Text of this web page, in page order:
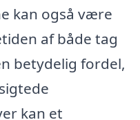
kan også være
af både tag
betydelig fordel,
kan et